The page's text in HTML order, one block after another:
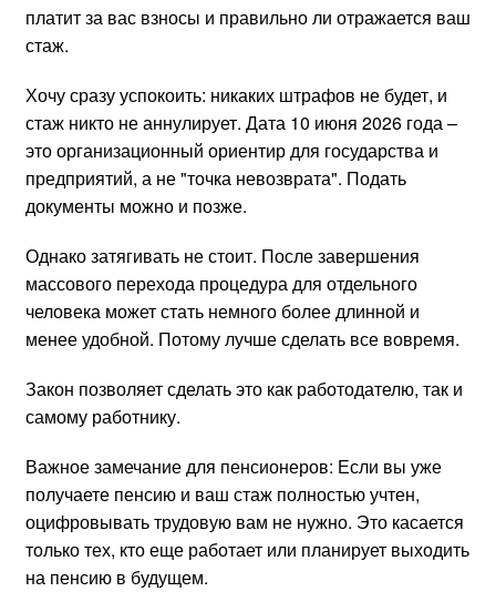
платит за вас взносы и правильно ли отражается ваш
стаж.
Хочу сразу успокоить: никаких штрафов не будет, и
стаж никто не аннулирует. Дата 10 июня 2026 года –
это организационный ориентир для государства и
предприятий, а не "точка невозврата". Подать
документы можно и позже.
Однако затягивать не стоит. После завершения
массового перехода процедура для отдельного
человека может стать немного более длинной и
менее удобной. Потому лучше сделать все вовремя.
Закон позволяет сделать это как работодателю, так и
самому работнику.
Важное замечание для пенсионеров: Если вы уже
получаете пенсию и ваш стаж полностью учтен,
оцифровывать трудовую вам не нужно. Это касается
только тех, кто еще работает или планирует выходить
на пенсию в будущем.